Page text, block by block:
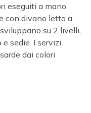
eseguiti a mano.
con divano letto a
su 2 livelli,
sedie. I servizi
dai colori